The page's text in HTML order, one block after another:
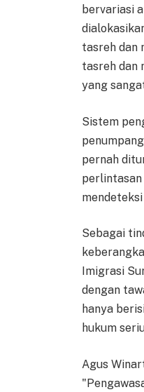
bervariasi
tasreh dan
tasreh dan
yang
Sistem
pernah
perlintasan
Sebagai
Imigrasi
dengan
hanya
hukum
Agus